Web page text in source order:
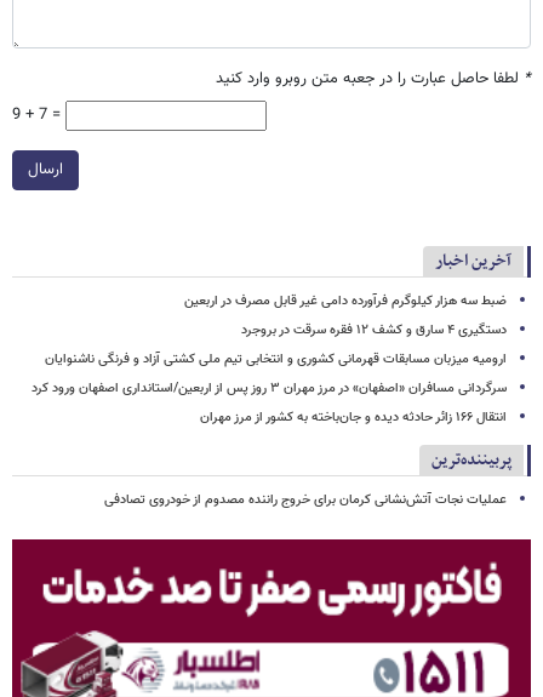
* لطفا حاصل عبارت را در جعبه متن روبرو وارد کنید
9 + 7 =
ارسال
آخرین اخبار
ضبط سه هزار کیلوگرم فرآورده دامی غیر قابل مصرف در اربعین
دستگیری ۴ سارق و کشف ۱۲ فقره سرقت در بروجرد
ارومیه میزبان مسابقات قهرمانی کشوری و انتخابی تیم ملی کشتی آزاد و فرنگی ناشنوایان
سرگردانی مسافران «اصفهان» در مرز مهران ۳ روز پس از اربعین/استانداری اصفهان ورود کرد
انتقال ۱۶۶ زائر حادثه‌ دیده و جان‌باخته به کشور از مرز مهران
پربیننده‌ترین
عملیات نجات آتش‌نشانی کرمان برای خروج راننده مصدوم از خودروی تصادفی